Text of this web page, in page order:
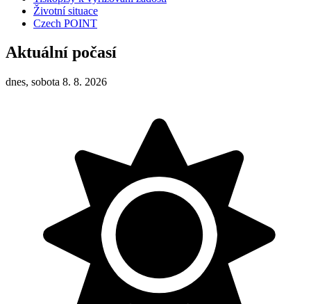
Životní situace
Czech POINT
Aktuální počasí
dnes, sobota 8. 8. 2026